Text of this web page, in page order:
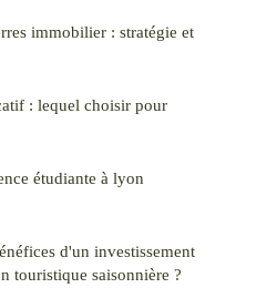
immobilier : stratégie et
: lequel choisir pour
étudiante à lyon
d'un investissement
touristique saisonnière ?